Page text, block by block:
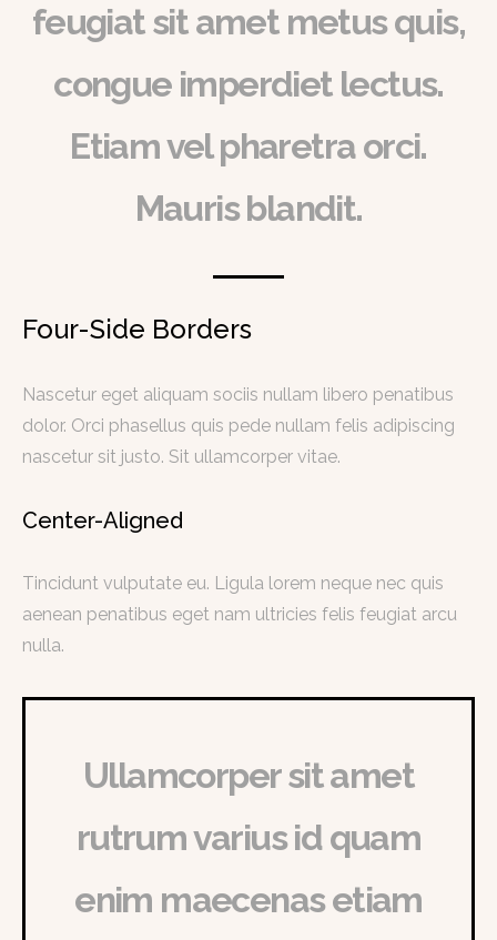
feugiat sit amet metus quis,
congue imperdiet lectus.
Etiam vel pharetra orci.
Mauris blandit.
Four-Side Borders
Nascetur eget aliquam sociis nullam libero penatibus
dolor. Orci phasellus quis pede nullam felis adipiscing
nascetur sit justo. Sit ullamcorper vitae.
Center-Aligned
Tincidunt vulputate eu. Ligula lorem neque nec quis
aenean penatibus eget nam ultricies felis feugiat arcu
nulla.
Ullamcorper sit amet
rutrum varius id quam
enim maecenas etiam